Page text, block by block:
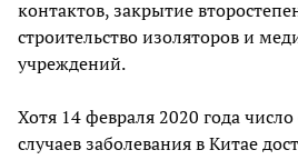
контактов, закрытие
строительство изоляторов и
учреждений.
Хотя 14 февраля 2020 года
случаев заболевания в Китае